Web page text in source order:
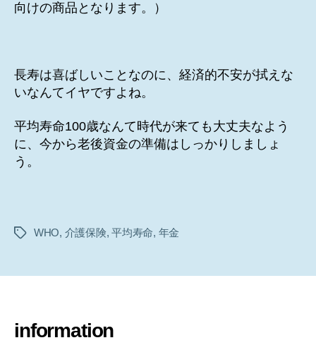
向けの商品となります。）
長寿は喜ばしいことなのに、経済的不安が拭えな
いなんてイヤですよね。
平均寿命100歳なんて時代が来ても大丈夫なよう
に、今から老後資金の準備はしっかりしましょ
う。
タ
WHO, 介護保険,平均寿命, 年金
information